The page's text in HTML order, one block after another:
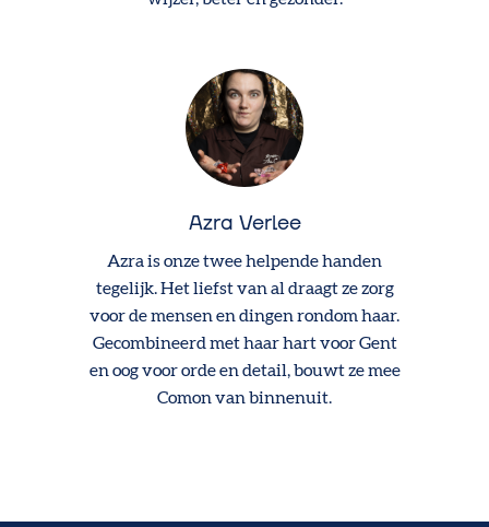
Azra Verlee
Azra is onze twee helpende handen
tegelijk. Het liefst van al draagt ze zorg
voor de mensen en dingen rondom haar.
Gecombineerd met haar hart voor Gent
en oog voor orde en detail, bouwt ze mee
Comon van binnenuit.